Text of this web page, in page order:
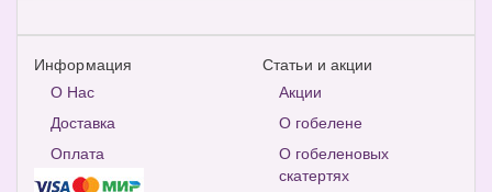
Информация
О Нас
Доставка
Оплата
Статьи и акции
Акции
О гобелене
О гобеленовых
скатертях